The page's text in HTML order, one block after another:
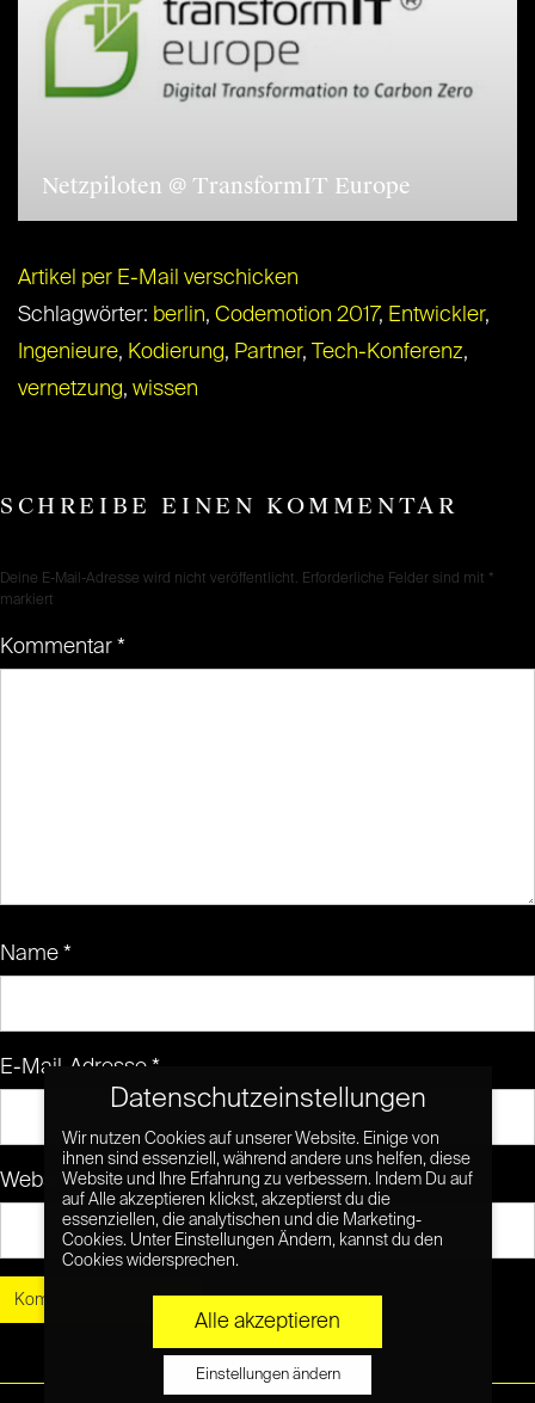
Netzpiloten @ TransformIT Europe
Artikel per E-Mail verschicken
Schlagwörter: berlin, Codemotion 2017, Entwickler,
Ingenieure, Kodierung, Partner, Tech-Konferenz,
vernetzung, wissen
SCHREIBE EINEN KOMMENTAR
Deine E-Mail-Adresse wird nicht veröffentlicht. Erforderliche Felder sind mit *
markiert
Kommentar *
Name *
E-Mail-Adresse *
Website
Datenschutzeinstellungen
Wir nutzen Cookies auf unserer Website. Einige von
ihnen sind essenziell, während andere uns helfen, diese
Website und Ihre Erfahrung zu verbessern. Indem Du auf
auf Alle akzeptieren klickst, akzeptierst du die
essenziellen, die analytischen und die Marketing-
Cookies. Unter Einstellungen Ändern, kannst du den
Cookies widersprechen.
Alle akzeptieren
Einstellungen ändern